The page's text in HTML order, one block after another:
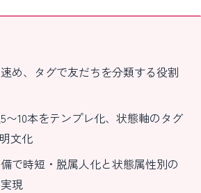
め、タグで友だちを分類する役割
〜10本をテンプレ化、状態軸のタグ
文化
で時短・脱属人化と状態属性別の
現